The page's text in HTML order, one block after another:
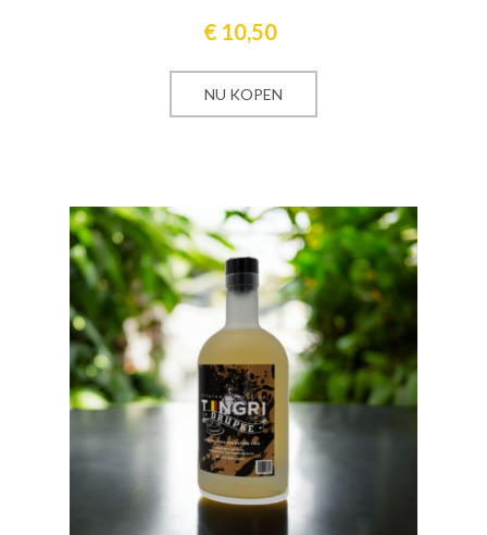
€ 10,50
NU KOPEN